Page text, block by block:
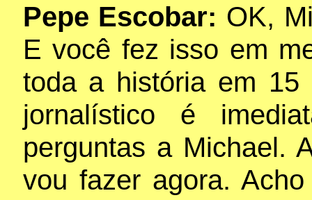
Pepe Escobar: OK,
E você fez isso em
toda a história em 15
jornalístico é
perguntas a Michael.
vou fazer agora.